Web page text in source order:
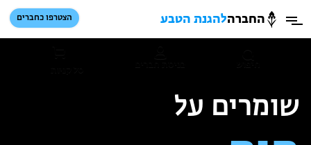
החברהלהגנת הטבע הצטרפו כחברים
שומרים על